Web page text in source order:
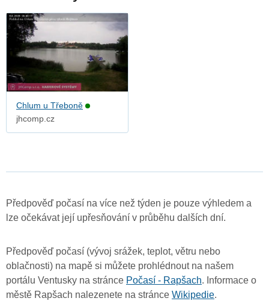
Chlum u Třeboně
jhcomp.cz
Předpověď počasí na více než týden je pouze výhledem a
lze očekávat její upřesňování v průběhu dalších dní.
Předpověď počasí (vývoj srážek, teplot, větru nebo
oblačnosti) na mapě si můžete prohlédnout na našem
portálu Ventusky na stránce Počasí - Rapšach. Informace o
městě Rapšach nalezenete na stránce Wikipedie.